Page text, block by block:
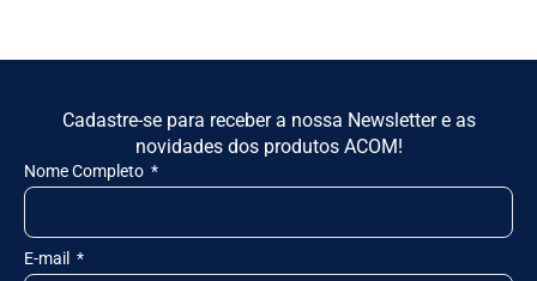
Cadastre-se para receber a nossa Newsletter e as
novidades dos produtos ACOM!
Nome Completo
E-mail